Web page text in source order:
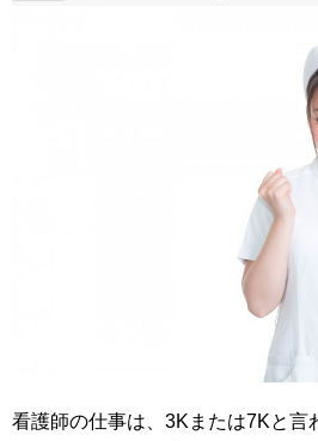
看護師の仕事は、3Kまたは7Kと言